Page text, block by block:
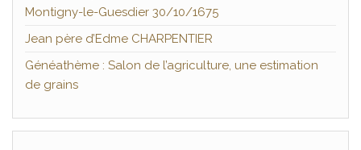
Montigny-le-Guesdier 30/10/1675
Jean père d’Edme CHARPENTIER
Généathème : Salon de l’agriculture, une estimation
de grains